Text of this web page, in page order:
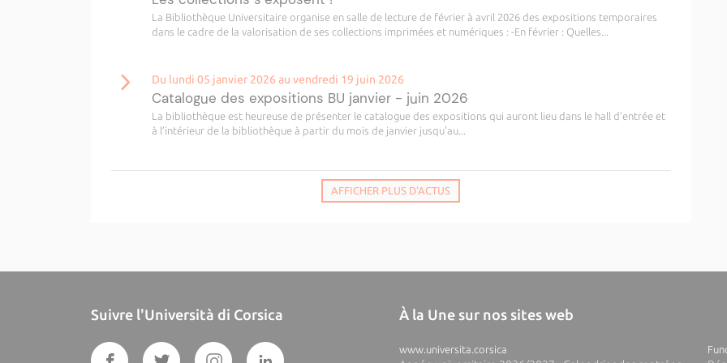
La Bibliothèque Universitaire organise en salle de lecture de février à avril 2026 des expositions temporaires
dans le cadre de la valorisation de ses collections imprimées et numériques : -En février : Quelles...
Du lundi 05 janvier 2026 au vendredi 19 juin 2026
Catalogue des expositions BU janvier - juin 2026
La bibliothèque est heureuse de présenter le catalogue des expositions qui auront lieu dans le hall d’entrée et
à l’intérieur de la bibliothèque à partir du mois de janvier jusqu'au...
AFFICHER PLUS D'ACTUS
Suivre l'Università di Corsica À la Une sur nos sites web
www.universita.corsica